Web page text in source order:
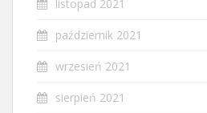
listopad 2021
październik 2021
wrzesień 2021
sierpień 2021